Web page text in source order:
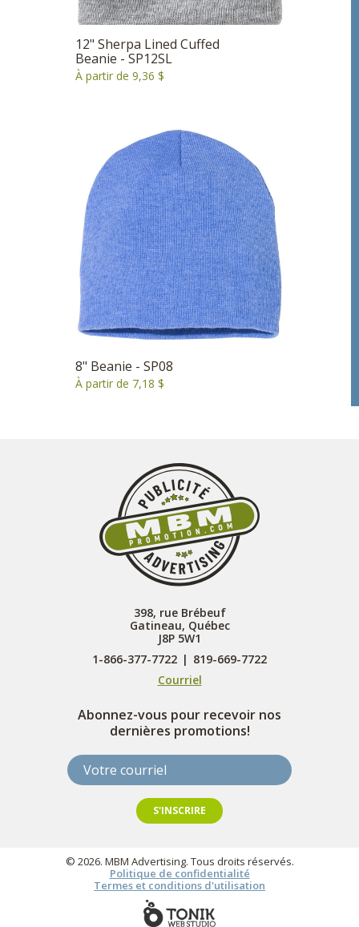
12" Sherpa Lined Cuffed
Beanie - SP12SL
À partir de 9,36 $
8" Beanie - SP08
À partir de 7,18 $
398, rue Brébeuf
Gatineau, Québec
J8P 5W1
1-866-377-7722 | 819-669-7722
Courriel
Abonnez-vous pour recevoir nos
dernières promotions!
Votre courriel
S'INSCRIRE
© 2026. MBM Advertising. Tous droits réservés.
Politique de confidentialité
Termes et conditions d'utilisation